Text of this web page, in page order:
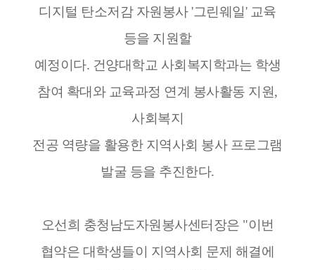
디지털 탄소저감 자원봉사 '그린웨일' 교육
등을 지원할
예정이다. 건양대학교 사회복지학과는 학생
참여 확대와 교육과정 연계 봉사활동 지원,
사회복지
전공 역량을 활용한 지역사회 봉사 프로그램
발굴 등을 추진한다.
오선희 충청남도자원봉사센터장은 "이번
협약은 대학생들이 지역사회 문제 해결에